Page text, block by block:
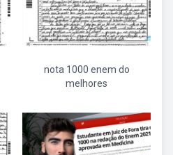
nota 1000 enem do
melhores